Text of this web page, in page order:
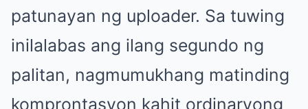
patunayan ng uploader. Sa tuwing
inilalabas ang ilang segundo ng
palitan, nagmumukhang matinding
komprontasyon kahit ordinaryong